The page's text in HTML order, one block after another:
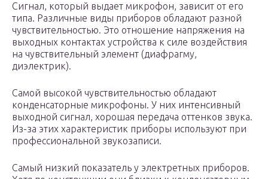
Сигнал, который выдает микрофон, зависит от его
типа. Различные виды приборов обладают разной
чувствительностью. Это отношение напряжения на
выходных контактах устройства к силе воздействия
на чувствительный элемент (диафрагму,
диэлектрик).
Самой высокой чувствительностью обладают
конденсаторные микрофоны. У них интенсивный
выходной сигнал, хорошая передача оттенков звука.
Из-за этих характеристик приборы используют при
профессиональной звукозаписи.
Самый низкий показатель у электретных приборов.